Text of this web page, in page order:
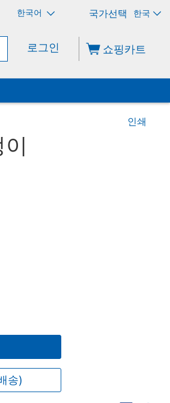
한국어 한국
로그인 쇼핑카트
인쇄
송)